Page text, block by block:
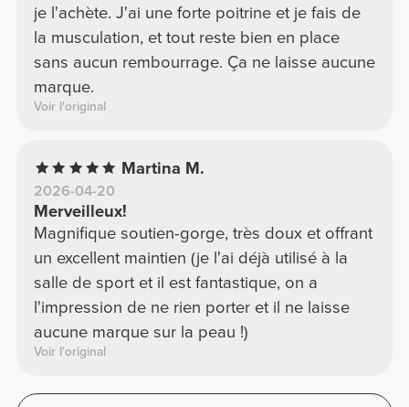
je l'achète. J'ai une forte poitrine et je fais de
la musculation, et tout reste bien en place
sans aucun rembourrage. Ça ne laisse aucune
marque.
Voir l'original
Martina M.
2026-04-20
Merveilleux!
Magnifique soutien-gorge, très doux et offrant
un excellent maintien (je l'ai déjà utilisé à la
salle de sport et il est fantastique, on a
l'impression de ne rien porter et il ne laisse
aucune marque sur la peau !)
Voir l'original